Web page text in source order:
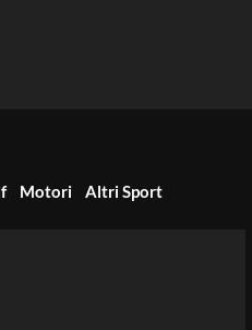
Motori Altri Sport